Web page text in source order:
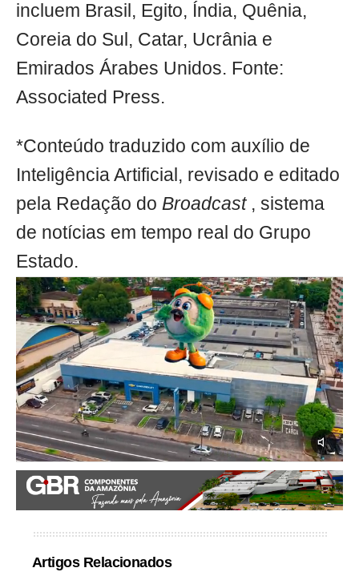
incluem Brasil, Egito, Índia, Quênia,
Coreia do Sul, Catar, Ucrânia e
Emirados Árabes Unidos. Fonte:
Associated Press.
*Conteúdo traduzido com auxílio de
Inteligência Artificial, revisado e editado
pela Redação do Broadcast , sistema
de notícias em tempo real do Grupo
Estado.
Artigos Relacionados